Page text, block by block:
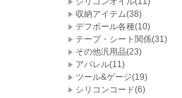
収納アイテム(38)
デフボール各種(10)
テープ・シート関係(31)
その他汎用品(23)
アパレル(11)
ツール&ゲージ(19)
シリコンコード(6)